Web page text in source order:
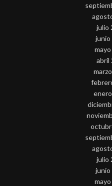
julio
junio
abril
julio
junio